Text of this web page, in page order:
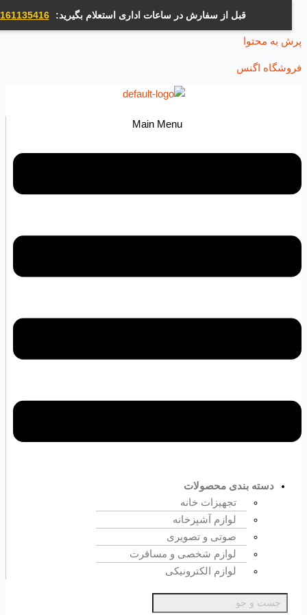
قبل از سفارش در ساعات اداری استعلام بگیرید: 09161135416
محتوا
اگنس
Main Menu
دسته بندی محصولات
تجهیزات خانه
لوازم آشپزخانه
صوتی و تصویری
لوازم شخصی و مسافرت
لوازم الکترونیکی